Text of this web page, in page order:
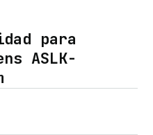
para
ASLK-